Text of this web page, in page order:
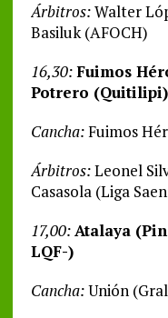
Árbitros:Walter
Basiluk (AFOCH)
16,30:Fuimos
Potrero (Quitilipi)
Cancha:Fuimos
Árbitros:Leonel
Casasola (Liga
17,00:Atalaya
LQF-)
Cancha:Unión